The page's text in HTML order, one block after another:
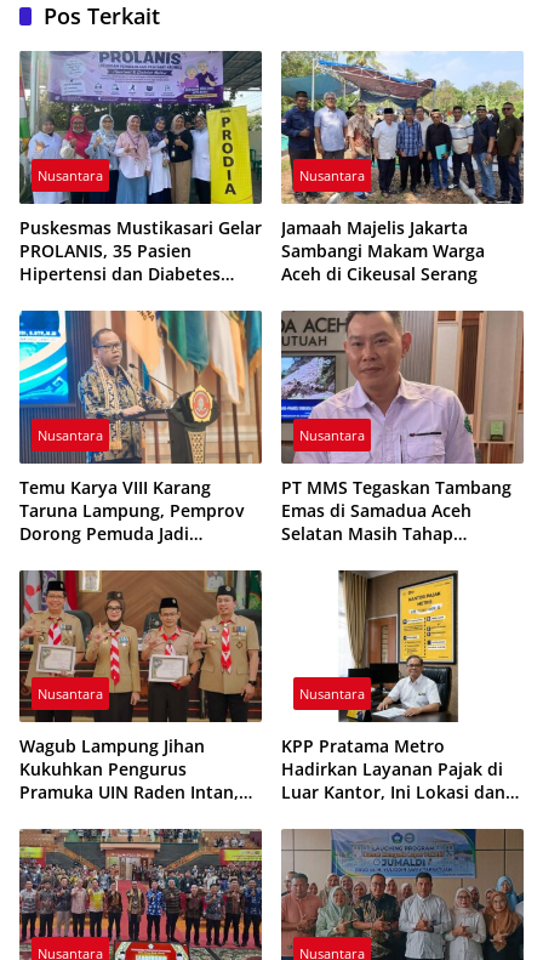
Pos Terkait
Nusantara
Puskesmas Mustikasari Gelar
PROLANIS, 35 Pasien
Hipertensi dan Diabetes
Nusantara
Jamaah Majelis Jakarta
Sambangi Makam Warga
Aceh di Cikeusal Serang
Nusantara
Temu Karya VIII Karang
Taruna Lampung, Pemprov
Dorong Pemuda Jadi
Nusantara
PT MMS Tegaskan Tambang
Emas di Samadua Aceh
Selatan Masih Tahap
Nusantara
Wagub Lampung Jihan
Kukuhkan Pengurus
Pramuka UIN Raden Intan,
Karakter Generasi Muda
Nusantara
KPP Pratama Metro
Hadirkan Layanan Pajak di
Luar Kantor, Ini Lokasi dan
Nusantara Nusantara